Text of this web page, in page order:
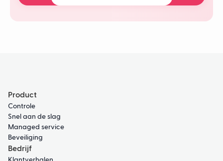
Product
Controle
Snel aan de slag
Managed service
Beveiliging
Bedrijf